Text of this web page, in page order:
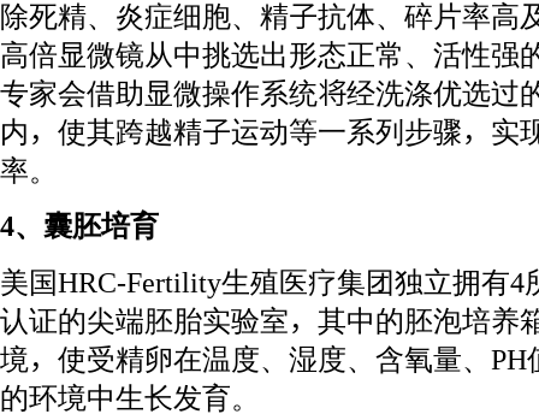
除死精、炎症细胞、精子抗体、碎片率高
高倍显微镜从中挑选出形态正常、活性强
专家会借助显微操作系统将经洗涤优选过
内，使其跨越精子运动等一系列步骤，实
率。
4、囊胚培育
美国HRC-Fertility生殖医疗集团独立拥有4
认证的尖端胚胎实验室，其中的胚泡培养
境，使受精卵在温度、湿度、含氧量、
的环境中生长发育。